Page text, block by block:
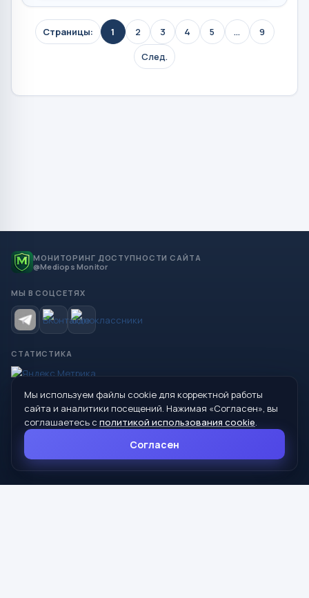
Страницы: 1 2 3 4 5 ...
9
След.
МОНИТОРИНГ ДОСТУПНОСТИ САЙТА
@Mediops Monitor
МЫ В СОЦСЕТЯХ
СТАТИСТИКА
© 2026 Управление образования Администрации МО
Сухой Лог
624800, Свердловская область, г. Сухой Лог, ул. Кирова, дом 7
8 (34373) 4-33-85
Мы используем файлы cookie для корректной работы
сайта и аналитики посещений. Нажимая «Согласен», вы
соглашаетесь с политикой использования cookie.
Согласен